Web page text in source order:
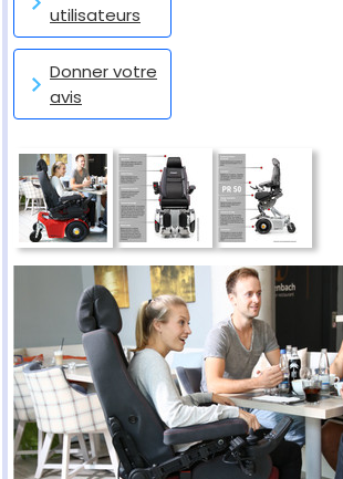
utilisateurs
Donner votre
avis